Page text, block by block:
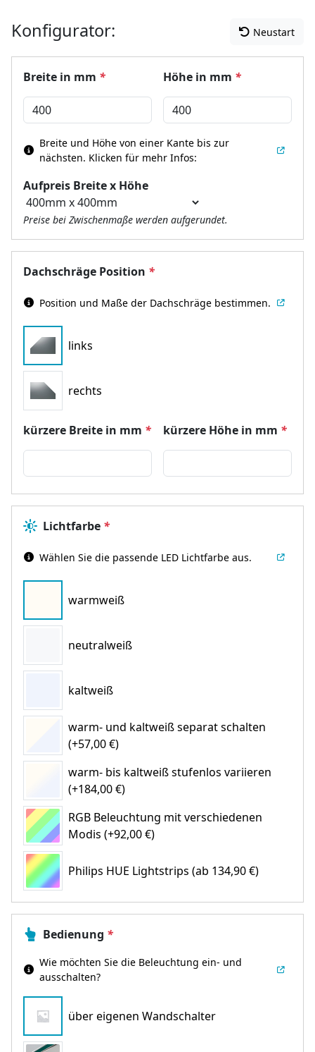
Konfigurator: Neustart
Breite in mm * Höhe in mm *
Aufpreis Breite x Höhe
Breite und Höhe von einer Kante bis zur
nächsten. Klicken für mehr Infos:
Preise bei Zwischenmaße werden aufgerundet.
Dachschräge Position *
Position und Maße der Dachschräge bestimmen.
links
rechts
kürzere Breite in mm * kürzere Höhe in mm *
Lichtfarbe *
Wählen Sie die passende LED Lichtfarbe aus.
warmweiß
neutralweiß
kaltweiß
warm- und kaltweiß separat schalten
(+57,00 €)
warm- bis kaltweiß stufenlos variieren
(+184,00 €)
RGB Beleuchtung mit verschiedenen
Modis (+92,00 €)
Philips HUE Lightstrips (ab 134,90 €)
Bedienung *
Wie möchten Sie die Beleuchtung ein- und
ausschalten?
über eigenen Wandschalter